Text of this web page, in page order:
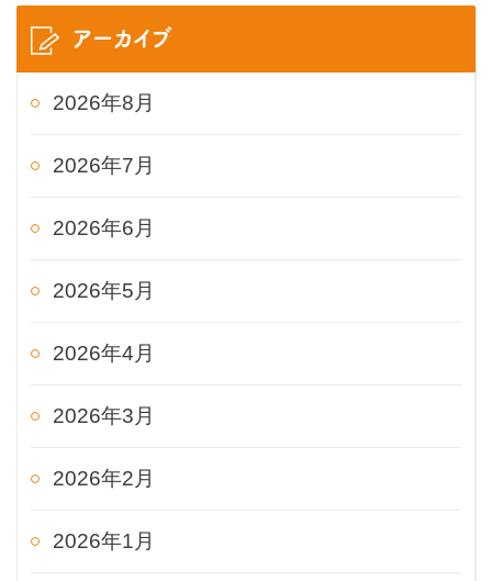
アーカイブ
2026年8月
2026年7月
2026年6月
2026年5月
2026年4月
2026年3月
2026年2月
2026年1月